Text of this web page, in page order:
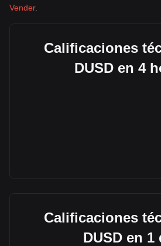
Vender.
Calificaciones
DUSD en 4
Calificaciones
DUSD en 1